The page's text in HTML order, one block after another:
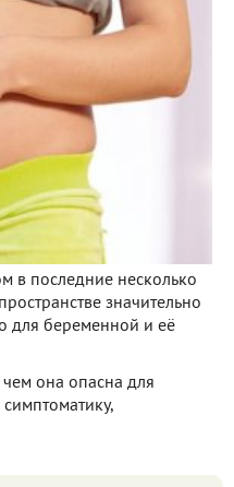
в последние несколько
значительно
для беременной и её
чем она опасна для